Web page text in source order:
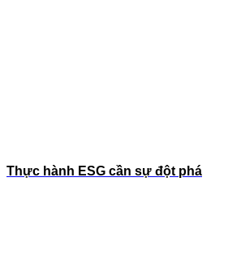
Thực hành ESG cần sự đột phá